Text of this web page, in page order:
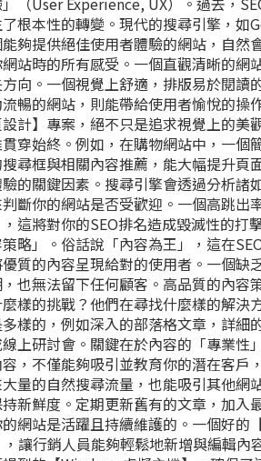
根本性的轉變。現代的搜尋引擎，
夠提供絕佳使用者體驗的網站，自
站時的所有感受。一個直觀清晰的
向。一個視覺上舒適，排版易於閱
暢的網站，則能帶給使用者愉悅的操
計】專案，絕不只是追求視覺上的
穿始終。例如，在購物網站中，一
尋框與相關內容推薦，能大幅提升
的關鍵因素。搜尋引擎會透過分析
斷你的網站是否受歡迎。一個高跳
這將對你的SEO排名造成毀滅性的
略」。俗話說「內容為王」，這在
質的內容呈現給對的使用者。一個
也無法留下任何顧客。高品質的內
樣的挑戰？他們在尋找什麼樣的解
樣的，例如深入的部落格文章，詳細
上研討會。關鍵在於內容的「專業性
，不僅能夠吸引並教育你的潛在客
量的自然搜尋流量，也能吸引其他網
新鮮度。定期更新舊有的文章，加入
網站是活躍且持續維護的。一個好
，讓行銷人員能夠輕鬆地新增與編輯